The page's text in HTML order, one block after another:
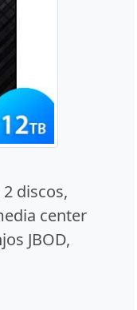
discos,
center
JBOD,